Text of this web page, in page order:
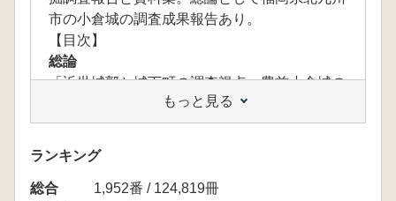
市の小倉城の調査成果報告あり。
【目次】
総論
「近世城郭と城下町の調査視点―豊前小倉城の
成立と発展を中心として―」佐藤浩司
地域報告
「鳥 取」 坂田邦彦
「米 子」 佐伯純也
「松 江」 小山泰生
もっと見る
ランキング
総合
1,952番 / 124,819冊